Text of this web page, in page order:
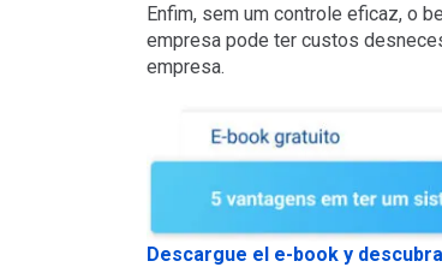
Enfim, sem um controle eficaz, o
empresa pode ter custos
empresa.
Descargue el e-book y